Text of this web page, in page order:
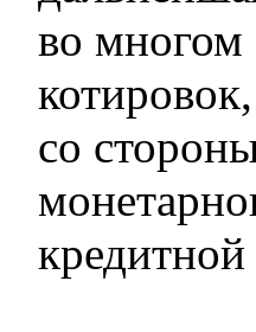
во многом
со